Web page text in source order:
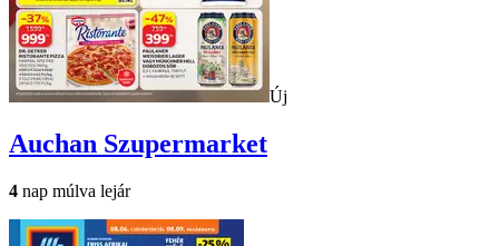
Új
Auchan Szupermarket
4 nap múlva lejár